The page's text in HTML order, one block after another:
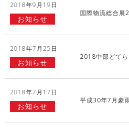
2018年9月19日
お知らせ
国際物流総合展
2018年7月25日
お知らせ
2018中部どて
2018年7月17日
お知らせ
平成30年7月豪